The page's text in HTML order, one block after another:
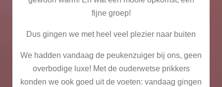
fijne groep!
Dus gingen we met heel veel plezier naar buiten
We hadden vandaag de peukenzuiger bij ons, geen
overbodige luxe! Met de ouderwetse prikkers
konden we ook goed uit de voeten: vandaag gingen